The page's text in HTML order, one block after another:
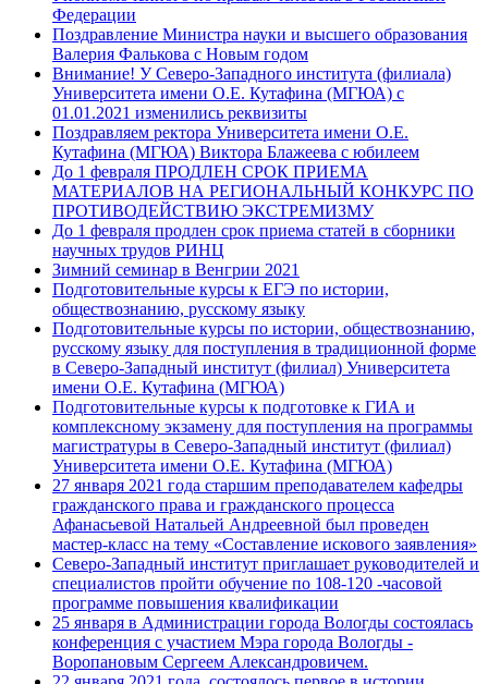
Федерации
Поздравление Министра науки и высшего образования
Валерия Фалькова с Новым годом
Внимание! У Северо-Западного института (филиала)
Университета имени О.Е. Кутафина (МГЮА) с
01.01.2021 изменились реквизиты
Поздравляем ректора Университета имени О.Е.
Кутафина (МГЮА) Виктора Блажеева с юбилеем
До 1 февраля ПРОДЛЕН СРОК ПРИЕМА
МАТЕРИАЛОВ НА РЕГИОНАЛЬНЫЙ КОНКУРС ПО
ПРОТИВОДЕЙСТВИЮ ЭКСТРЕМИЗМУ
До 1 февраля продлен срок приема статей в сборники
научных трудов РИНЦ
Зимний семинар в Венгрии 2021
Подготовительные курсы к ЕГЭ по истории,
обществознанию, русскому языку
Подготовительные курсы по истории, обществознанию,
русскому языку для поступления в традиционной форме
в Северо-Западный институт (филиал) Университета
имени О.Е. Кутафина (МГЮА)
Подготовительные курсы к подготовке к ГИА и
комплексному экзамену для поступления на программы
магистратуры в Северо-Западный институт (филиал)
Университета имени О.Е. Кутафина (МГЮА)
27 января 2021 года старшим преподавателем кафедры
гражданского права и гражданского процесса
Афанасьевой Натальей Андреевной был проведен
мастер-класс на тему «Составление искового заявления»
Северо-Западный институт приглашает руководителей и
специалистов пройти обучение по 108-120 -часовой
программе повышения квалификации
25 января в Администрации города Вологды состоялась
конференция с участием Мэра города Вологды -
Воропановым Сергеем Александровичем.